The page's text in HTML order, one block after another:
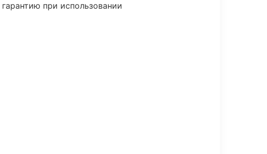
при использовании